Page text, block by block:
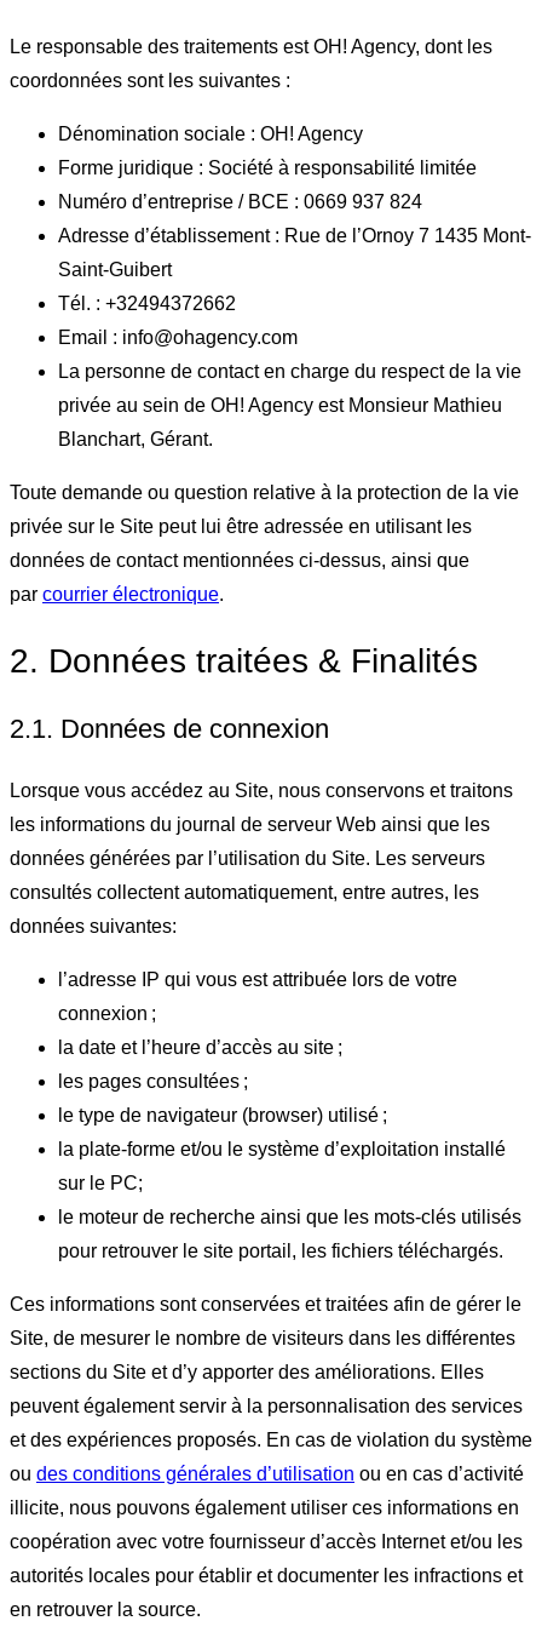
Le responsable des traitements est OH! Agency, dont les
coordonnées sont les suivantes :
Dénomination sociale : OH! Agency
Forme juridique : Société à responsabilité limitée
Numéro d’entreprise / BCE : 0669 937 824
Adresse d’établissement : Rue de l’Ornoy 7 1435 Mont-
Saint-Guibert
Tél. : +32494372662
Email : info@ohagency.com
La personne de contact en charge du respect de la vie
privée au sein de OH! Agency est Monsieur Mathieu
Blanchart, Gérant.
Toute demande ou question relative à la protection de la vie
privée sur le Site peut lui être adressée en utilisant les
données de contact mentionnées ci-dessus, ainsi que
par courrier électronique.
2. Données traitées & Finalités
2.1. Données de connexion
Lorsque vous accédez au Site, nous conservons et traitons
les informations du journal de serveur Web ainsi que les
données générées par l’utilisation du Site. Les serveurs
consultés collectent automatiquement, entre autres, les
données suivantes:
l’adresse IP qui vous est attribuée lors de votre
connexion ;
la date et l’heure d’accès au site ;
les pages consultées ;
le type de navigateur (browser) utilisé ;
la plate-forme et/ou le système d’exploitation installé
sur le PC;
le moteur de recherche ainsi que les mots-clés utilisés
pour retrouver le site portail, les fichiers téléchargés.
Ces informations sont conservées et traitées afin de gérer le
Site, de mesurer le nombre de visiteurs dans les différentes
sections du Site et d’y apporter des améliorations. Elles
peuvent également servir à la personnalisation des services
et des expériences proposés. En cas de violation du système
ou des conditions générales d’utilisation ou en cas d’activité
illicite, nous pouvons également utiliser ces informations en
coopération avec votre fournisseur d’accès Internet et/ou les
autorités locales pour établir et documenter les infractions et
en retrouver la source.